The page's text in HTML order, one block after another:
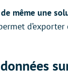
même une